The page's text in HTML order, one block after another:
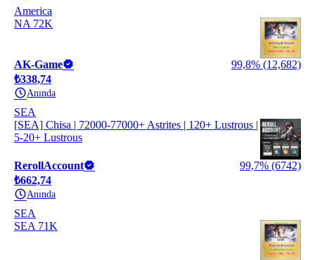
America
NA 72K
AK-Game
99,8% (12,682)
₺338,74
Anında
SEA
[SEA] Chisa | 72000-77000+ Astrites | 120+ Lustrous |
5-20+ Lustrous
RerollAccount
99,7% (6742)
₺662,74
Anında
SEA
SEA 71K